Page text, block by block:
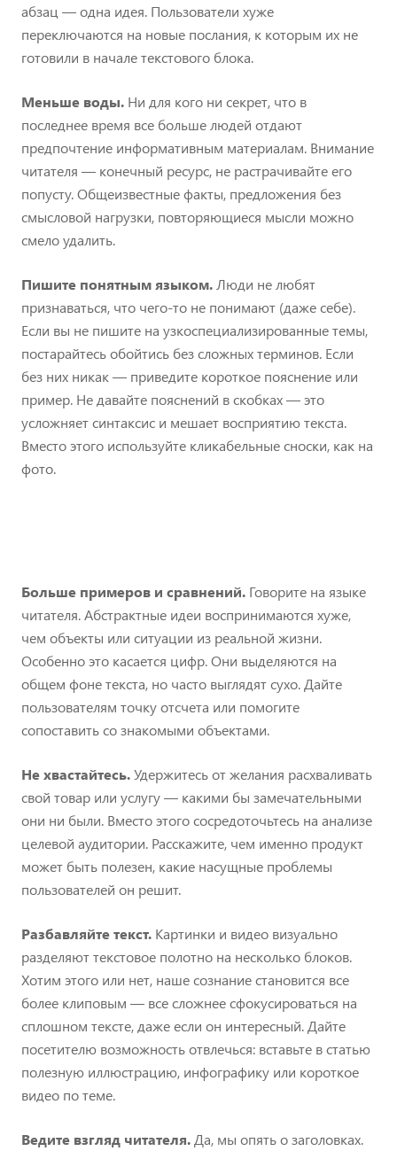
абзац — одна идея. Пользователи хуже
переключаются на новые послания, к которым их не
готовили в начале текстового блока.
Меньше воды. Ни для кого ни секрет, что в
последнее время все больше людей отдают
предпочтение информативным материалам. Внимание
читателя — конечный ресурс, не растрачивайте его
попусту. Общеизвестные факты, предложения без
смысловой нагрузки, повторяющиеся мысли можно
смело удалить.
Пишите понятным языком. Люди не любят
признаваться, что чего-то не понимают (даже себе).
Если вы не пишите на узкоспециализированные темы,
постарайтесь обойтись без сложных терминов. Если
без них никак — приведите короткое пояснение или
пример. Не давайте пояснений в скобках — это
усложняет синтаксис и мешает восприятию текста.
Вместо этого используйте кликабельные сноски, как на
фото.
Больше примеров и сравнений. Говорите на языке
читателя. Абстрактные идеи воспринимаются хуже,
чем объекты или ситуации из реальной жизни.
Особенно это касается цифр. Они выделяются на
общем фоне текста, но часто выглядят сухо. Дайте
пользователям точку отсчета или помогите
сопоставить со знакомыми объектами.
Не хвастайтесь.Удержитесь от желания расхваливать
свой товар или услугу — какими бы замечательными
они ни были. Вместо этого сосредоточьтесь на анализе
целевой аудитории. Расскажите, чем именно продукт
может быть полезен, какие насущные проблемы
пользователей он решит.
Разбавляйте текст. Картинки и видео визуально
разделяют текстовое полотно на несколько блоков.
Хотим этого или нет, наше сознание становится все
более клиповым — все сложнее сфокусироваться на
сплошном тексте, даже если он интересный. Дайте
посетителю возможность отвлечься: вставьте в статью
полезную иллюстрацию, инфографику или короткое
видео по теме.
Ведите взгляд читателя. Да, мы опять о заголовках.